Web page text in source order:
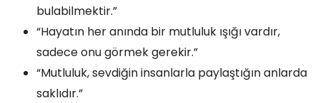
bulabilmektir.”
“Hayatın her anında bir mutluluk ışığı vardır,
sadece onu görmek gerekir.”
“Mutluluk, sevdiğin insanlarla paylaştığın anlarda
saklıdır.”